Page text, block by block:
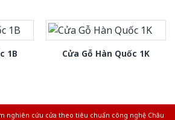
1B Cửa Gỗ Hàn Quốc 1K
nghiên cứu cửa theo tiêu chuẩn công nghệ Châu